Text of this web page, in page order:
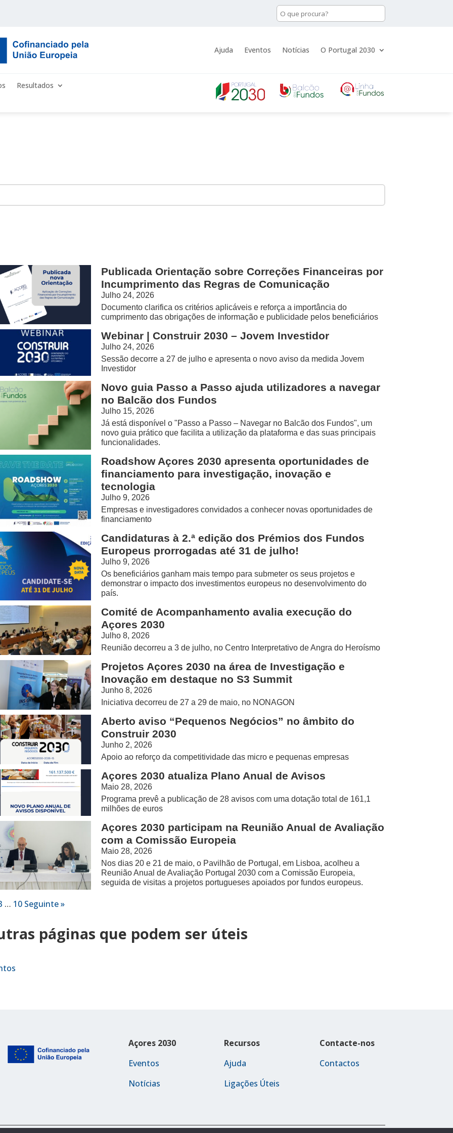
Ajuda Eventos Notícias O Portugal 2030
Resultados
Publicada Orientação sobre Correções Financeiras por
Incumprimento das Regras de Comunicação
Julho 24, 2026
Documento clarifica os critérios aplicáveis e reforça a importância do
cumprimento das obrigações de informação e publicidade pelos beneficiários
Webinar | Construir 2030 – Jovem Investidor
Julho 24, 2026
Sessão decorre a 27 de julho e apresenta o novo aviso da medida Jovem
Investidor
Novo guia Passo a Passo ajuda utilizadores a navegar
no Balcão dos Fundos
Julho 15, 2026
Já está disponível o "Passo a Passo – Navegar no Balcão dos Fundos", um
novo guia prático que facilita a utilização da plataforma e das suas principais
funcionalidades.
Roadshow Açores 2030 apresenta oportunidades de
financiamento para investigação, inovação e
tecnologia
Julho 9, 2026
Empresas e investigadores convidados a conhecer novas oportunidades de
financiamento
Candidaturas à 2.ª edição dos Prémios dos Fundos
Europeus prorrogadas até 31 de julho!
Julho 9, 2026
Os beneficiários ganham mais tempo para submeter os seus projetos e
demonstrar o impacto dos investimentos europeus no desenvolvimento do
país.
Comité de Acompanhamento avalia execução do
Açores 2030
Julho 8, 2026
Reunião decorreu a 3 de julho, no Centro Interpretativo de Angra do Heroísmo
Projetos Açores 2030 na área de Investigação e
Inovação em destaque no S3 Summit
Junho 8, 2026
Iniciativa decorreu de 27 a 29 de maio, no NONAGON
Aberto aviso “Pequenos Negócios” no âmbito do
Construir 2030
Junho 2, 2026
Apoio ao reforço da competitividade das micro e pequenas empresas
Açores 2030 atualiza Plano Anual de Avisos
Maio 28, 2026
Programa prevê a publicação de 28 avisos com uma dotação total de 161,1
milhões de euros
Açores 2030 participam na Reunião Anual de Avaliação
com a Comissão Europeia
Maio 28, 2026
Nos dias 20 e 21 de maio, o Pavilhão de Portugal, em Lisboa, acolheu a
Reunião Anual de Avaliação Portugal 2030 com a Comissão Europeia,
seguida de visitas a projetos portugueses apoiados por fundos europeus.
… 10 Seguinte »
páginas que podem ser úteis
Açores 2030
Eventos
Notícias
Recursos
Ajuda
Ligações Úteis
Contacte-nos
Contactos